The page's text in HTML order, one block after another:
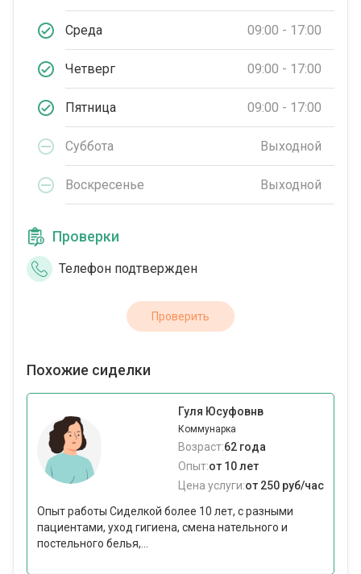
Среда 09:00 - 17:00
Четверг 09:00 - 17:00
Пятница 09:00 - 17:00
Суббота Выходной
Воскресенье Выходной
Проверки
Телефон подтвержден
Проверить
Похожие сиделки
Гуля Юсуфовнв
Коммунарка
Возраст:62 года
Опыт:от 10 лет
Цена услуги:от 250 руб/час
Опыт работы Сиделкой более 10 лет, с разными
пациентами, уход гигиена, смена нательного и
постельного белья,...